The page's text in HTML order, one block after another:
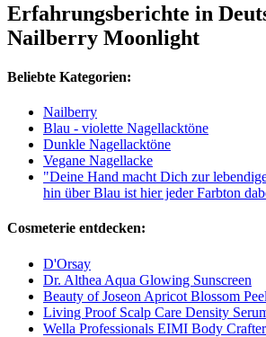
Erfahrungsberichte in
Nailberry Moonlight
Beliebte Kategorien:
Nailberry
Blau - violette Nagellacktöne
Dunkle Nagellacktöne
Vegane Nagellacke
"Deine Hand macht Dich zur
hin über Blau ist hier jeder Farbton
Cosmeterie entdecken:
D'Orsay
Dr. Althea Aqua Glowing Sunscreen
Beauty of Joseon Apricot Blossom
Living Proof Scalp Care Density
Wella Professionals EIMI Body Crafter